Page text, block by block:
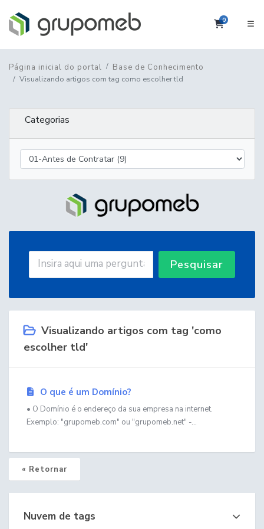
0Carrinho
Página inicial do portal Base de Conhecimento
Visualizando artigos com tag como escolher tld
Categorias
Pesquisar
Visualizando artigos com tag 'como
escolher tld'
O que é um Domínio?
• O Domínio é o endereço da sua empresa na internet.
Exemplo: "grupomeb.com" ou "grupomeb.net" -...
« Retornar
Nuvem de tags